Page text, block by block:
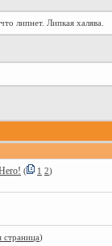
липнет. Липкая халява.
( 1 2)
страница)